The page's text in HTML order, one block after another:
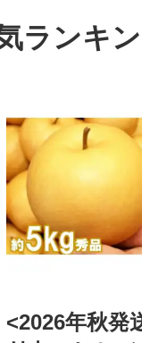
ランキ
<2026年秋発